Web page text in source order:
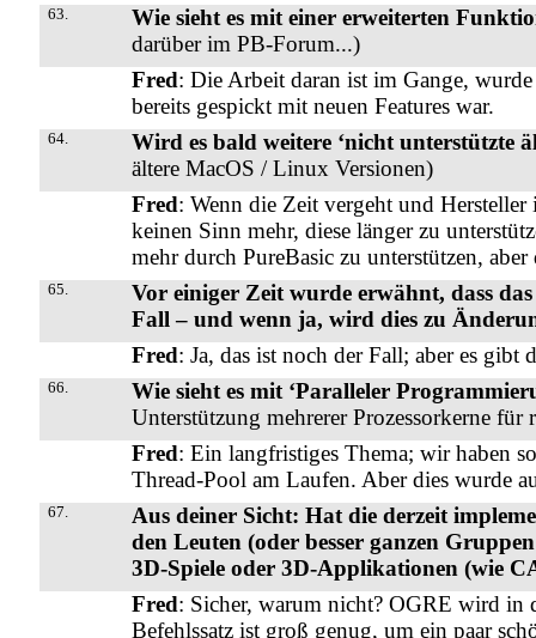
63.
Wie sieht es mit einer erweiterten
darüber im PB-Forum...)
Fred: Die Arbeit daran ist im Gange,
bereits gespickt mit neuen Features war.
64.
Wird es bald weitere ‘nicht unterstützte
ältere MacOS / Linux Versionen)
Fred: Wenn die Zeit vergeht und Hersteller
keinen Sinn mehr, diese länger zu
mehr durch PureBasic zu unterstützen,
65.
Vor einiger Zeit wurde erwähnt, dass
Fall – und wenn ja, wird dies zu
Fred: Ja, das ist noch der Fall; aber es
66.
Wie sieht es mit ‘Paralleler
Unterstützung mehrerer Prozessorkerne für
Fred: Ein langfristiges Thema; wir haben
Thread-Pool am Laufen. Aber dies wurde
67.
Aus deiner Sicht: Hat die derzeit
den Leuten (oder besser ganzen
3D-Spiele oder 3D-Applikationen (wie
Fred: Sicher, warum nicht? OGRE wird in
Befehlssatz ist groß genug, um ein paar